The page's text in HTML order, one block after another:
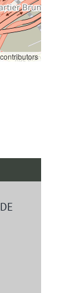
contributors